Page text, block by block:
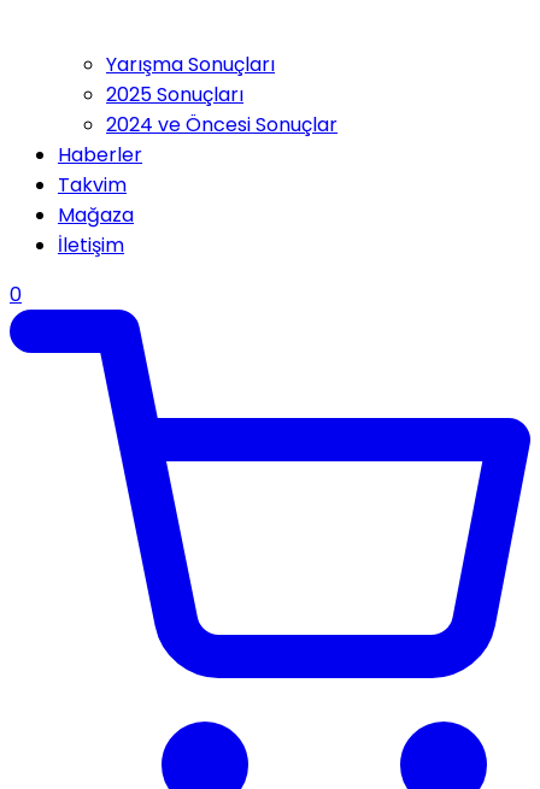
Yarışma Sonuçları
2025 Sonuçları
2024 ve Öncesi Sonuçlar
Haberler
Takvim
Mağaza
İletişim
0